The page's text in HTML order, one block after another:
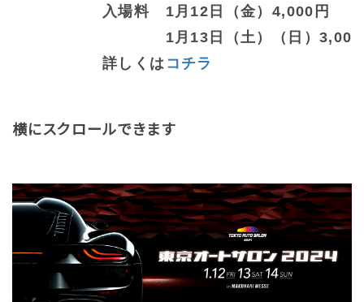
入場料 1月12日（金）4,000円
1月13日（土）（日）3,000
詳しくは コチラ
横にスクロールできます